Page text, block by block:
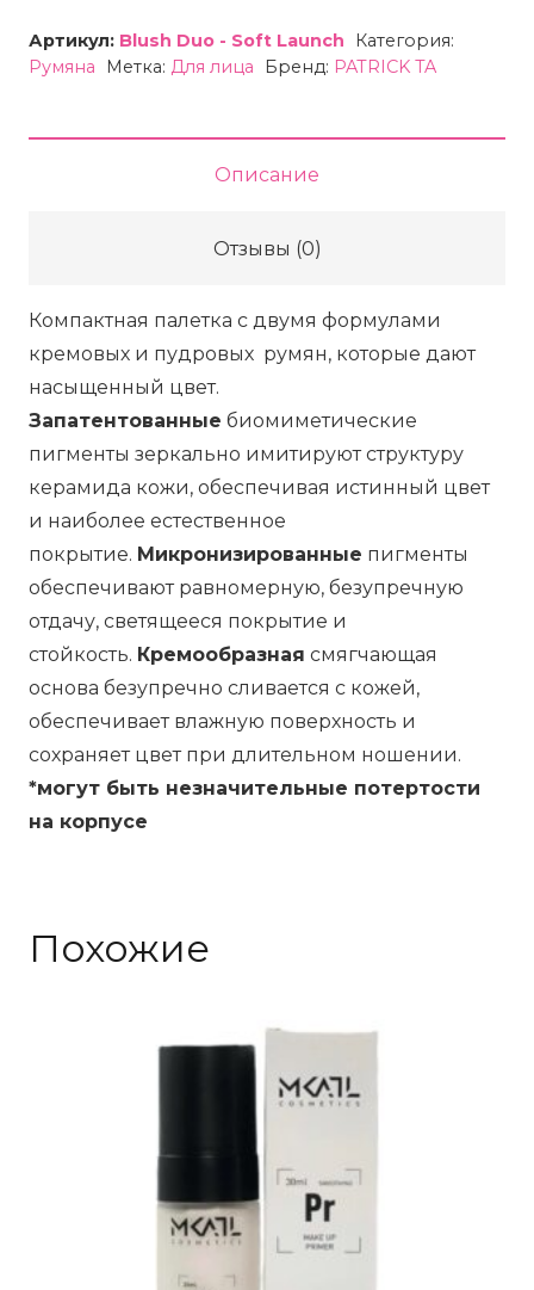
Румяна
Double-
Take
Creme
&
Powder
Blush
Duo
-
Soft
Launсh,
5
г
сухие,
5
г
кремовые
Артикул: Blush Duo - Soft Launсh
Категория:
Румяна
Метка: Для лица Бренд: PATRICK TA
Описание
Отзывы (0)
Компактная палетка с двумя формулами
кремовых и пудровых румян, которые дают
насыщенный цвет.
Запатентованные биомиметические
пигменты зеркально имитируют структуру
керамида кожи, обеспечивая истинный цвет
и наиболее естественное
покрытие. Микронизированные пигменты
обеспечивают равномерную, безупречную
отдачу, светящееся покрытие и
стойкость. Кремообразная смягчающая
основа безупречно сливается с кожей,
обеспечивает влажную поверхность и
сохраняет цвет при длительном ношении.
*могут быть незначительные потертости
на корпусе
Похожие